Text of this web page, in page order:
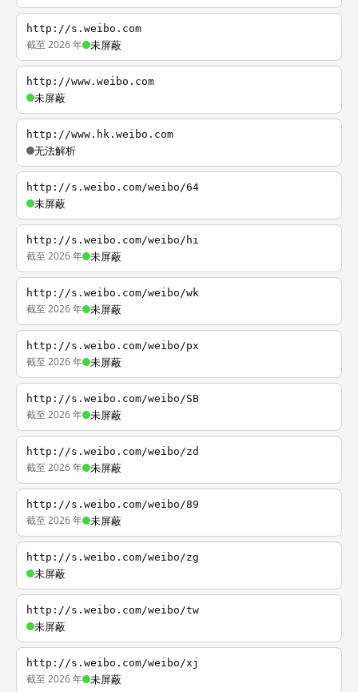
http://s.weibo.com
截至 2026 年 未屏蔽
http://www.weibo.com
未屏蔽
http://www.hk.weibo.com
无法解析
http://s.weibo.com/weibo/64
未屏蔽
http://s.weibo.com/weibo/hi
截至 2026 年 未屏蔽
http://s.weibo.com/weibo/wk
截至 2026 年 未屏蔽
http://s.weibo.com/weibo/px
截至 2026 年 未屏蔽
http://s.weibo.com/weibo/SB
截至 2026 年 未屏蔽
http://s.weibo.com/weibo/zd
截至 2026 年 未屏蔽
http://s.weibo.com/weibo/89
截至 2026 年 未屏蔽
http://s.weibo.com/weibo/zg
未屏蔽
http://s.weibo.com/weibo/tw
未屏蔽
http://s.weibo.com/weibo/xj
截至 2026 年 未屏蔽